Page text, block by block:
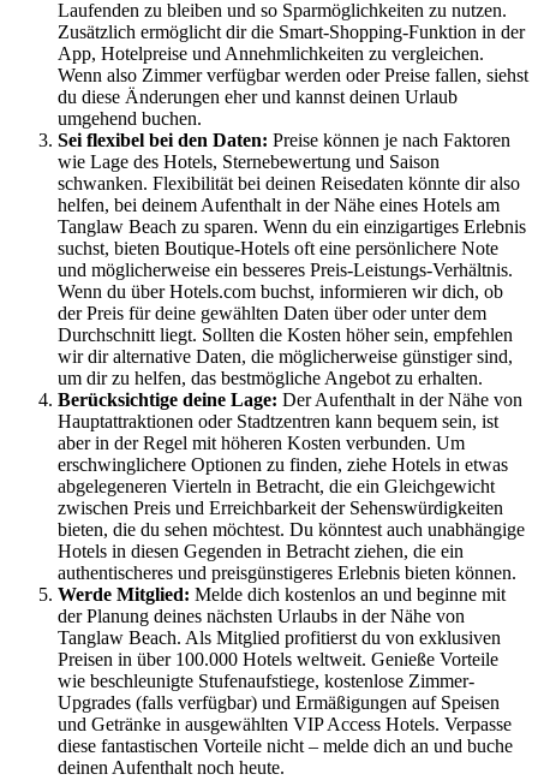
Laufenden zu bleiben und so Sparmöglichkeiten zu nutzen.
Zusätzlich ermöglicht dir die Smart-Shopping-Funktion in der
App, Hotelpreise und Annehmlichkeiten zu vergleichen.
Wenn also Zimmer verfügbar werden oder Preise fallen, siehst
du diese Änderungen eher und kannst deinen Urlaub
umgehend buchen.
Sei flexibel bei den Daten: Preise können je nach Faktoren
wie Lage des Hotels, Sternebewertung und Saison
schwanken. Flexibilität bei deinen Reisedaten könnte dir also
helfen, bei deinem Aufenthalt in der Nähe eines Hotels am
Tanglaw Beach zu sparen. Wenn du ein einzigartiges Erlebnis
suchst, bieten Boutique-Hotels oft eine persönlichere Note
und möglicherweise ein besseres Preis-Leistungs-Verhältnis.
Wenn du über Hotels.com buchst, informieren wir dich, ob
der Preis für deine gewählten Daten über oder unter dem
Durchschnitt liegt. Sollten die Kosten höher sein, empfehlen
wir dir alternative Daten, die möglicherweise günstiger sind,
um dir zu helfen, das bestmögliche Angebot zu erhalten.
Berücksichtige deine Lage: Der Aufenthalt in der Nähe von
Hauptattraktionen oder Stadtzentren kann bequem sein, ist
aber in der Regel mit höheren Kosten verbunden. Um
erschwinglichere Optionen zu finden, ziehe Hotels in etwas
abgelegeneren Vierteln in Betracht, die ein Gleichgewicht
zwischen Preis und Erreichbarkeit der Sehenswürdigkeiten
bieten, die du sehen möchtest. Du könntest auch unabhängige
Hotels in diesen Gegenden in Betracht ziehen, die ein
authentischeres und preisgünstigeres Erlebnis bieten können.
Werde Mitglied: Melde dich kostenlos an und beginne mit
der Planung deines nächsten Urlaubs in der Nähe von
Tanglaw Beach. Als Mitglied profitierst du von exklusiven
Preisen in über 100.000 Hotels weltweit. Genieße Vorteile
wie beschleunigte Stufenaufstiege, kostenlose Zimmer-
Upgrades (falls verfügbar) und Ermäßigungen auf Speisen
und Getränke in ausgewählten VIP Access Hotels. Verpasse
diese fantastischen Vorteile nicht – melde dich an und buche
deinen Aufenthalt noch heute.